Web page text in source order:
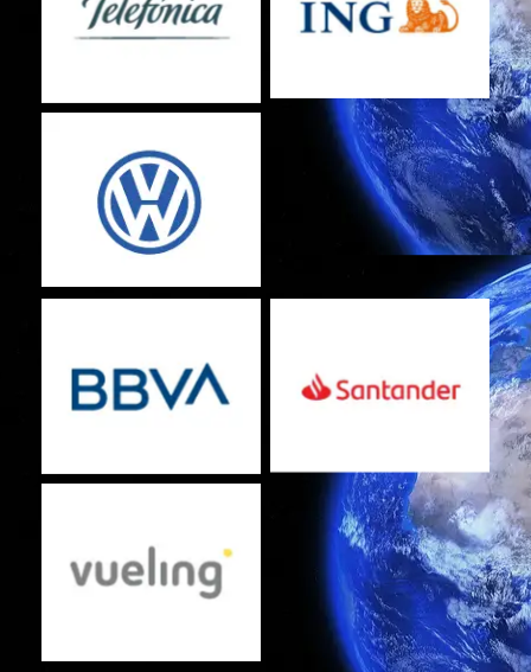
No Caption No Caption
No Caption
No Caption No Caption
No Caption